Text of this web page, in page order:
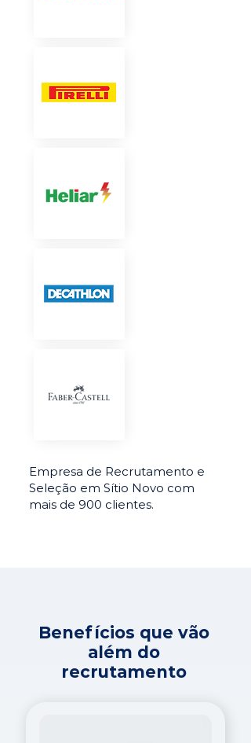
Empresa de Recrutamento e
Seleção em Sítio Novo com
mais de 900 clientes.
Benefícios que vão
além do
recrutamento